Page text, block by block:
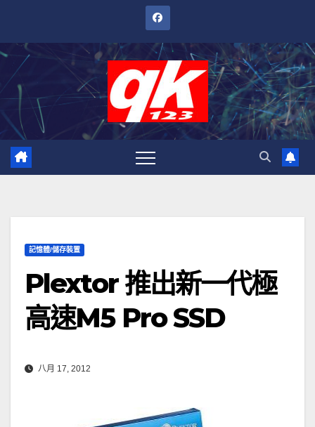
內
記憶體/儲存裝置
Plextor 推出新一代極
高速M5 Pro SSD
八月 17, 2012